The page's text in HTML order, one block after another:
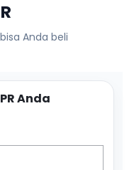
Anda beli
Anda